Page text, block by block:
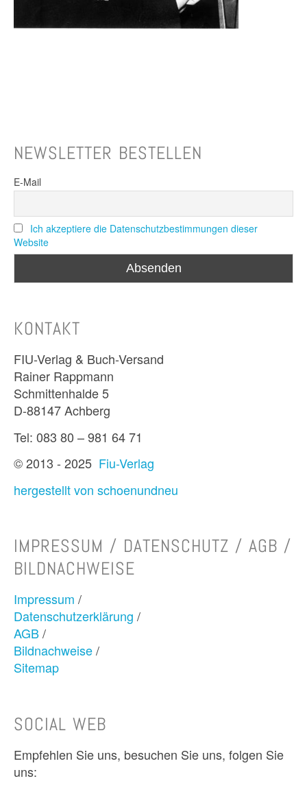
NEWSLETTER BESTELLEN
E-Mail
Ich akzeptiere die Datenschutzbestimmungen dieser
Website
KONTAKT
FIU-Verlag & Buch-Versand
Rainer Rappmann
Schmittenhalde 5
D-88147 Achberg
Tel: 083 80 – 981 64 71
© 2013 - 2025 Fiu-Verlag
hergestellt von schoenundneu
IMPRESSUM / DATENSCHUTZ / AGB /
BILDNACHWEISE
Impressum /
Datenschutzerklärung /
AGB/
Bildnachweise/
Sitemap
SOCIAL WEB
Empfehlen Sie uns, besuchen Sie uns, folgen Sie
uns: